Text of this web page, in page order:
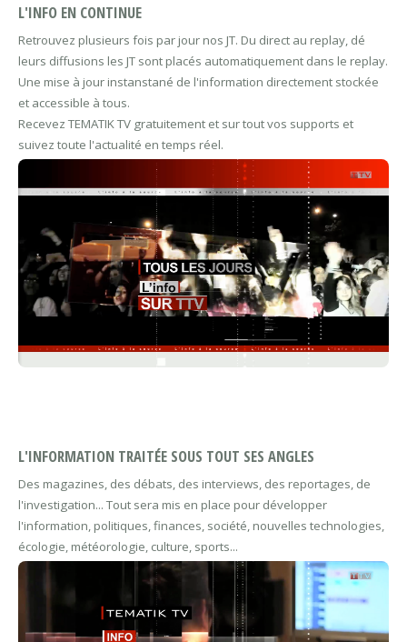
L'INFO EN CONTINUE
Retrouvez plusieurs fois par jour nos JT. Du direct au replay, dé
leurs diffusions les JT sont placés automatiquement dans le replay.
Une mise à jour instanstané de l'information directement stockée
et accessible à tous.
Recevez TEMATIK TV gratuitement et sur tout vos supports et
suivez toute l'actualité en temps réel.
L'INFORMATION TRAITÉE SOUS TOUT SES ANGLES
Des magazines, des débats, des interviews, des reportages, de
l'investigation... Tout sera mis en place pour développer
l'information, politiques, finances, société, nouvelles technologies,
écologie, météorologie, culture, sports...